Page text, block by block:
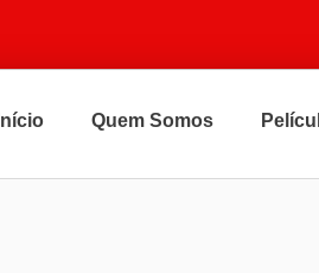
Início Quem Somos